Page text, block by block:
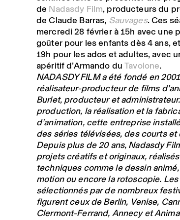
de Nadasdy Film, producteurs du
de Claude Barras, Sauvages. Ces
mercredi 28 février à 15h avec une
goûter pour les enfants dès 4 ans,
19h pour les ados et adultes, avec
apéritif d’Armando duTavolone.
NADASDY FILM a été fondé en
réalisateur-producteur de films
Burlet, producteur et
production, la réalisation et la
d’animation, cette entreprise
des séries télévisées, des courts
Depuis plus de 20 ans, Nadasdy
projets créatifs et originaux,
techniques comme le dessin
motion ou encore la rotoscopie.
sélectionnés par de nombreux
figurent ceux de Berlin, Venise,
Clermont-Ferrand, Annecy et